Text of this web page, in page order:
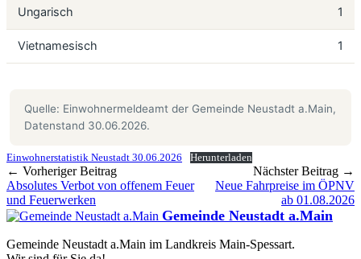
Ungarisch 1
Vietnamesisch 1
Quelle: Einwohnermeldeamt der Gemeinde Neustadt a.Main,
Datenstand 30.06.2026.
Einwohnerstatistik Neustadt 30.06.2026 Herunterladen
← Vorheriger Beitrag
Absolutes Verbot von offenem Feuer
und Feuerwerken
Nächster Beitrag →
Neue Fahrpreise im ÖPNV
ab 01.08.2026
Gemeinde Neustadt a.Main
Gemeinde Neustadt a.Main im Landkreis Main-Spessart.